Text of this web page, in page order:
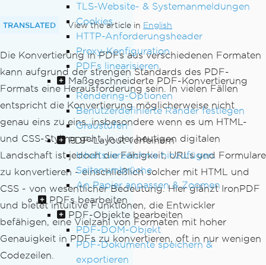
TLS-Website- & Systemanmeldungen
Cookies
HTTP-Anforderungsheader
Proxy-Konfiguration
PDFs linearisieren
Maßgeschneiderte PDF-Konvertierung
Rendering-Optionen
Benutzerdefinierte Ränder festlegen
Graustufen
PDF-Layout verfeinern
Inhaltsverzeichnis hinzufügen.
Seitenumbrüche
An Papier anpassen & Zoomen
PDFs bearbeiten
PDF-Objekte bearbeiten
PDF-DOM-Objekt
PDF-Dokumente speichern &
exportieren
TRANSLATED View the article in English
Die Konvertierung in PDFs aus verschiedenen Formaten
kann aufgrund der strengen Standards des PDF-
Formats eine Herausforderung sein. In vielen Fällen
entspricht die Konvertierung möglicherweise nicht
genau eins zu eins, insbesondere wenn es um HTML-
und CSS-Styling geht. In der heutigen digitalen
Landschaft ist jedoch die Fähigkeit, URLs und Formulare
zu konvertieren - einschließlich solcher mit HTML und
CSS - von wesentlicher Bedeutung. Hier glänzt IronPDF
und bietet intuitive Funktionen, die Entwickler
befähigen, eine Vielzahl von Formaten mit hoher
Genauigkeit in PDFs zu konvertieren, oft in nur wenigen
Codezeilen.